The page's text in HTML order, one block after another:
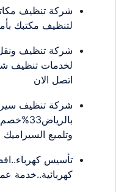
لتنظيف مكتبك بأمان وثقة
اتصل الان
شركة تنظيف
وتلميع السيراميك
كهربائية..خدمة عملاء7/24بـ ضمان